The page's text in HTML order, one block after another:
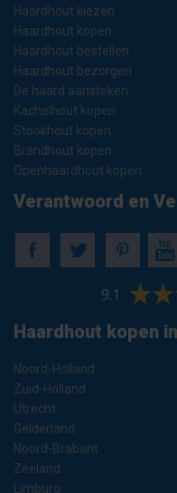
Haardhout kiezen
Haardhout kopen
Haardhout bestellen
Haardhout bezorgen
De haard aansteken
Kachelhout kopen
Stookhout kopen
Brandhout kopen
Openhaardhout kopen
Verantwoord en
9.1
Haardhout kopen
Noord-Holland
Zuid-Holland
Utrecht
Gelderland
Noord-Brabant
Zeeland
Limburg